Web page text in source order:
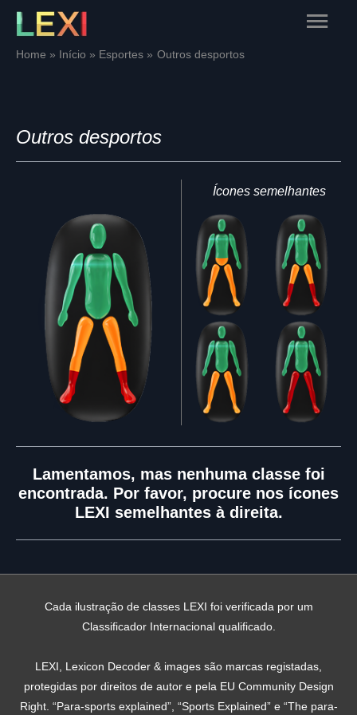
Skip
content
Main
Home Início Esportes Outros desportos
Outros desportos
Ícones semelhantes
Lamentamos, mas nenhuma classe foi
encontrada. Por favor, procure nos ícones
LEXI semelhantes à direita.
Cada ilustração de classes LEXI foi verificada por um
Classificador Internacional qualificado.
LEXI, Lexicon Decoder & images são marcas registadas,
protegidas por direitos de autor e pela EU Community Design
Right. “Para-sports explained”, “Sports Explained” e “The para-